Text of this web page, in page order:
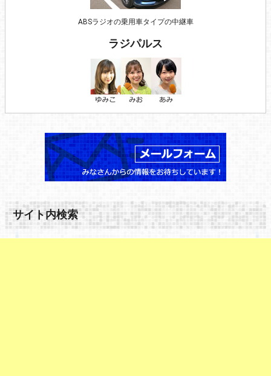
ABSラジオの乗用車タイプの中継車
ラジパルス
サイト内検索